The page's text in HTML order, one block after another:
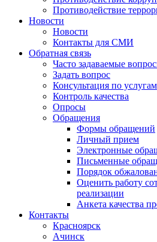
Противодействие
Новости
Новости
Контакты для СМИ
Обратная связь
Часто задаваемые
Задать вопрос
Консультация по услугам
Контроль качества
Опросы
Обращения
Формы обращений
Личный прием
Электронные
Письменные
Порядок
Оценить работу
реализации
Анкета качества
Контакты
Красноярск
Ачинск